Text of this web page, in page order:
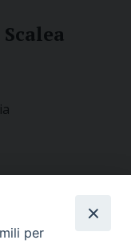
per